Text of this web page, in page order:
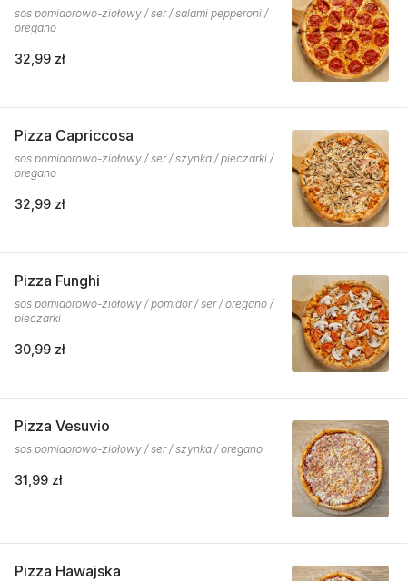
sos pomidorowo-ziołowy / ser / salami pepperoni /
oregano
32,99 zł
Pizza Capriccosa
sos pomidorowo-ziołowy / ser / szynka / pieczarki /
oregano
32,99 zł
Pizza Funghi
sos pomidorowo-ziołowy / pomidor / ser / oregano /
pieczarki
30,99 zł
Pizza Vesuvio
sos pomidorowo-ziołowy / ser / szynka / oregano
31,99 zł
Pizza Hawajska